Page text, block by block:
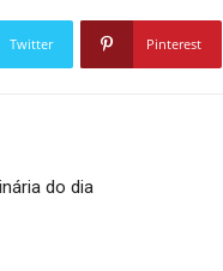
Twitter Pinterest
do dia